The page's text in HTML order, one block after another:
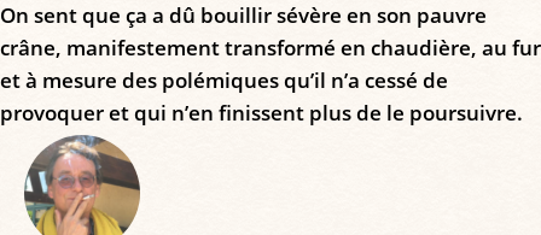
On sent que ça a dû bouillir sévère en son pauvre
crâne, manifestement transformé en chaudière, au fur
et à mesure des polémiques qu’il n’a cessé de
provoquer et qui n’en finissent plus de le poursuivre.